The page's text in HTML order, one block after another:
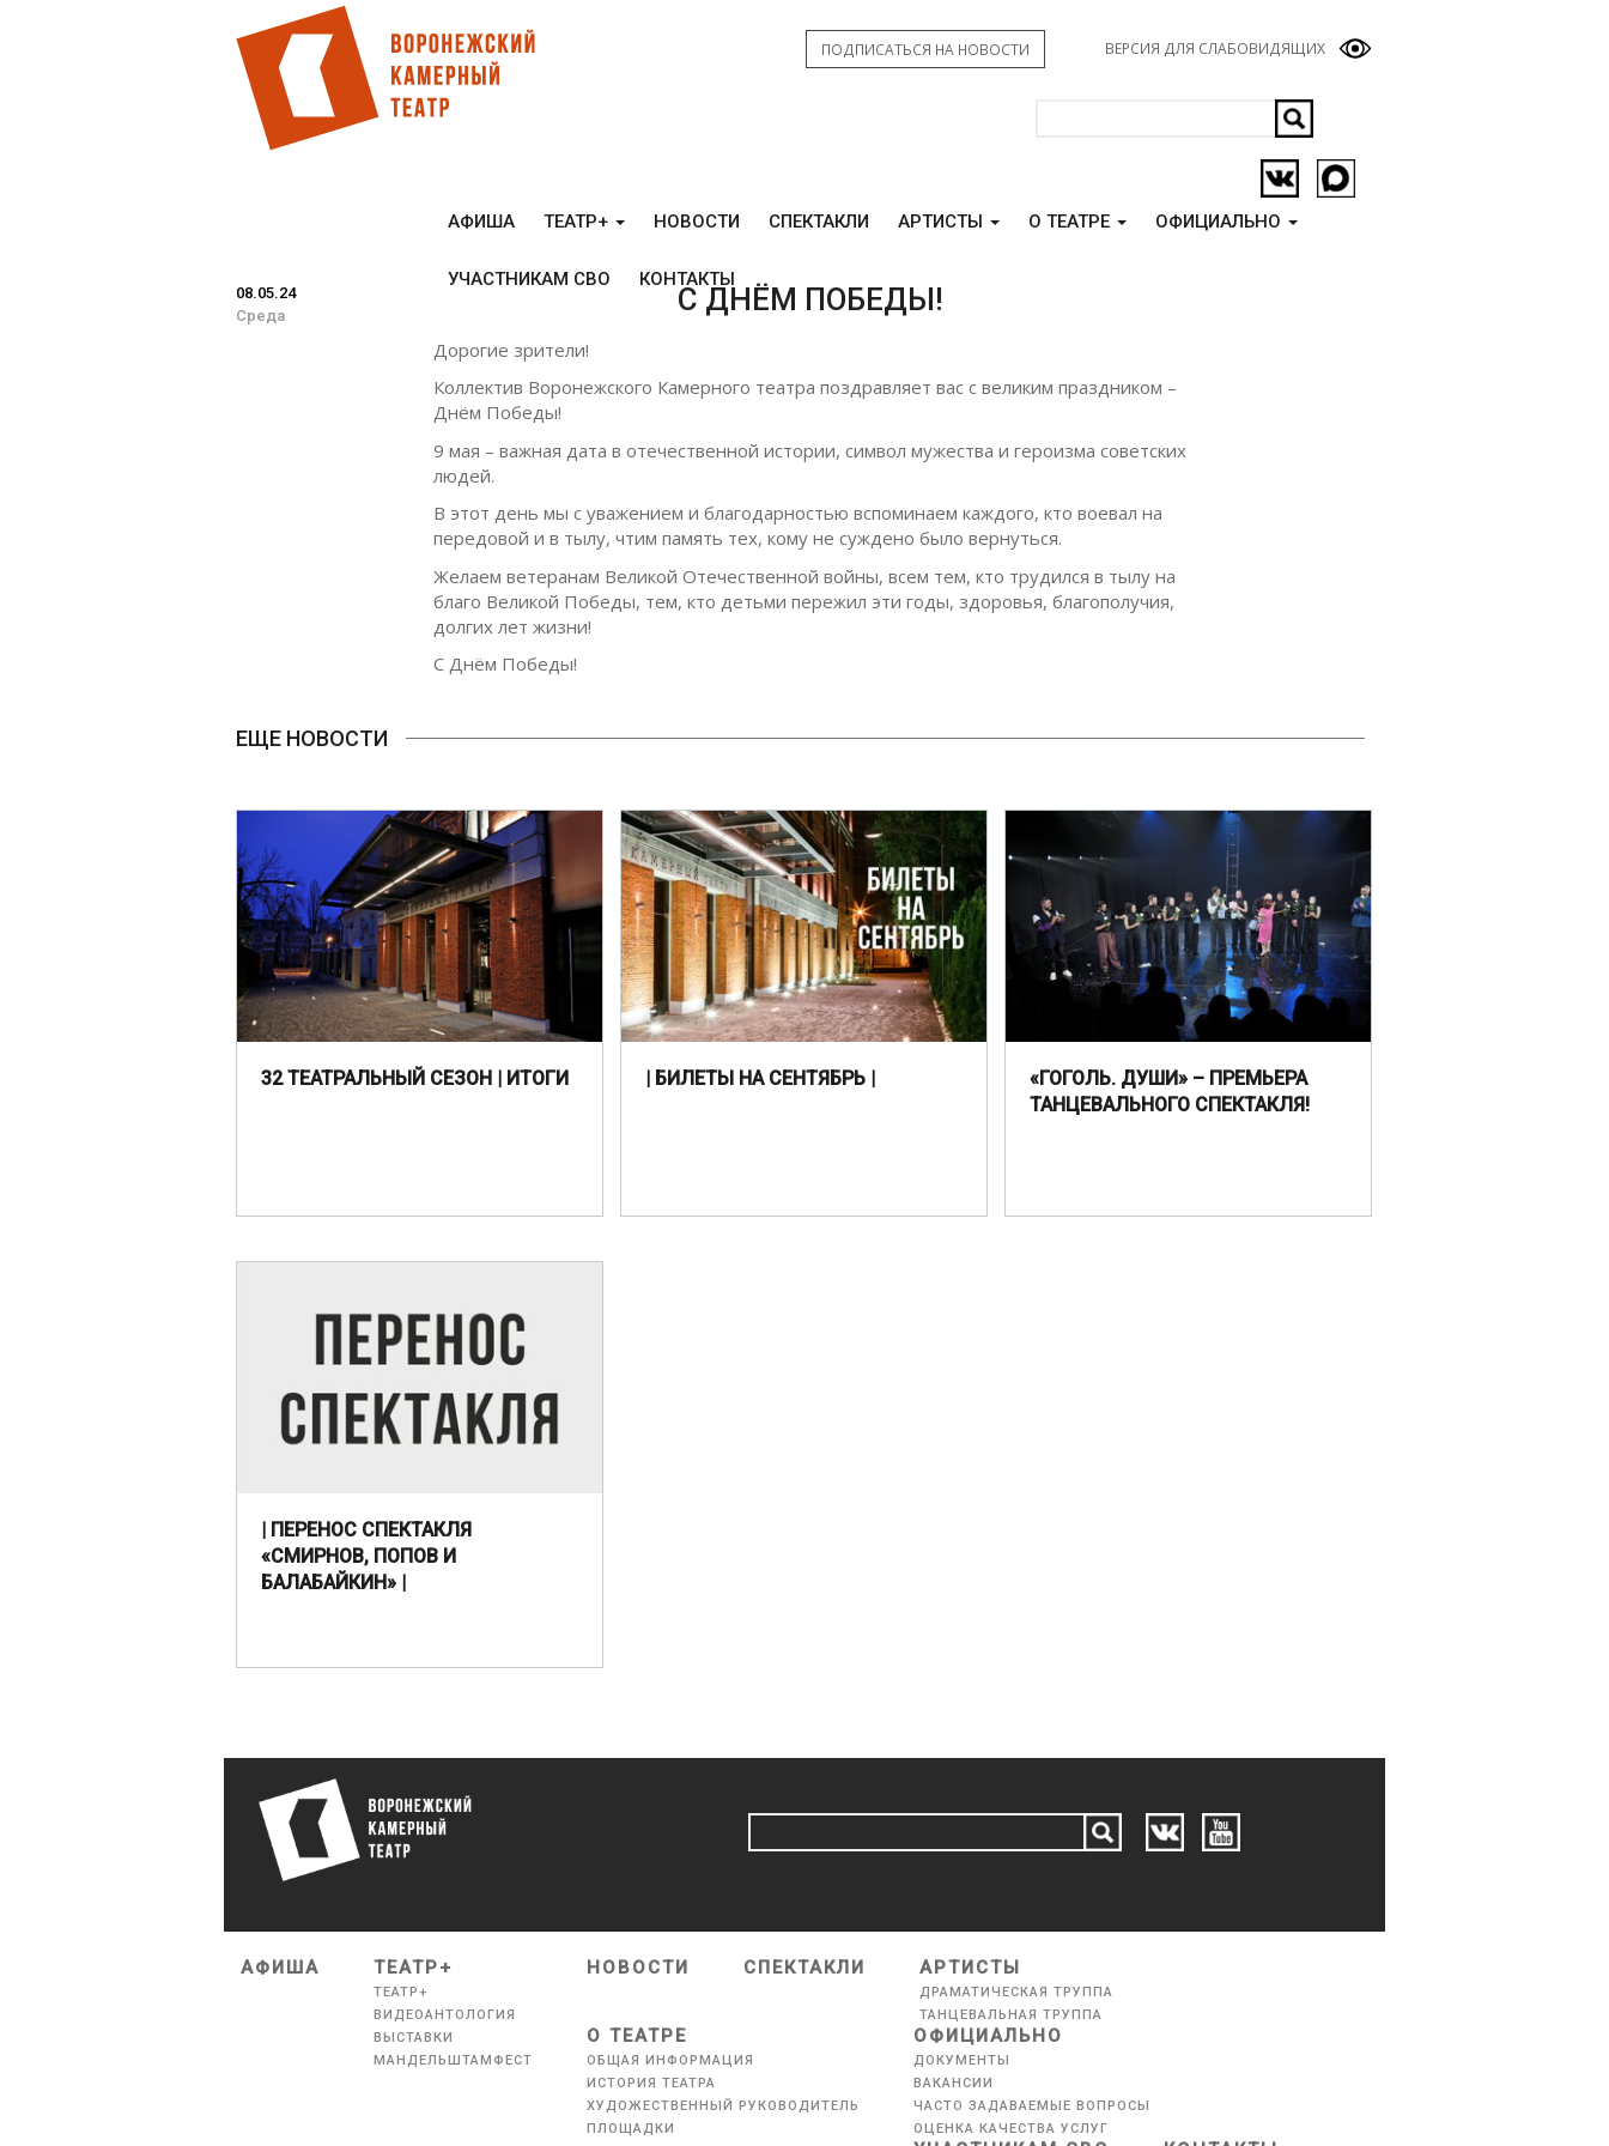
ВЕРСИЯ ДЛЯ СЛАБОВИДЯЩИХ
ПОДПИСАТЬСЯ НА НОВОСТИ
АФИША ТЕАТР+ НОВОСТИ СПЕКТАКЛИ АРТИСТЫ О ТЕАТРЕ ОФИЦИАЛЬНО
УЧАСТНИКАМ СВО КОНТАКТЫ
08.05.24
Среда
С ДНЁМ ПОБЕДЫ!
Дорогие зрители!
Коллектив Воронежского Камерного театра поздравляет вас с великим праздником –
Днём Победы!
9 мая – важная дата в отечественной истории, символ мужества и героизма советских
людей.
В этот день мы с уважением и благодарностью вспоминаем каждого, кто воевал на
передовой и в тылу, чтим память тех, кому не суждено было вернуться.
Желаем ветеранам Великой Отечественной войны, всем тем, кто трудился в тылу на
благо Великой Победы, тем, кто детьми пережил эти годы, здоровья, благополучия,
долгих лет жизни!
С Днём Победы!
ЕЩЕ НОВОСТИ
32 ТЕАТРАЛЬНЫЙ СЕЗОН | ИТОГИ | БИЛЕТЫ НА СЕНТЯБРЬ |
«ГОГОЛЬ. ДУШИ» – ПРЕМЬЕРА
ТАНЦЕВАЛЬНОГО СПЕКТАКЛЯ!
| ПЕРЕНОС СПЕКТАКЛЯ
«СМИРНОВ, ПОПОВ И
БАЛАБАЙКИН» |
АФИША ТЕАТР+
ТЕАТР+
ВИДЕОАНТОЛОГИЯ
ВЫСТАВКИ
МАНДЕЛЬШТАМФЕСТ
НОВОСТИ СПЕКТАКЛИ АРТИСТЫ
ДРАМАТИЧЕСКАЯ ТРУППА
ТАНЦЕВАЛЬНАЯ ТРУППА
О ТЕАТРЕ
ОБЩАЯ ИНФОРМАЦИЯ
ИСТОРИЯ ТЕАТРА
ХУДОЖЕСТВЕННЫЙ РУКОВОДИТЕЛЬ
ПЛОЩАДКИ
ОФИЦИАЛЬНО
ДОКУМЕНТЫ
ВАКАНСИИ
ЧАСТО ЗАДАВАЕМЫЕ ВОПРОСЫ
ОЦЕНКА КАЧЕСТВА УСЛУГ